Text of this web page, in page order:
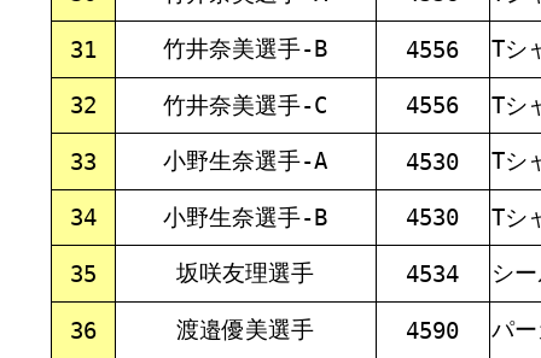
31 竹井奈美選手-B 4556 Tシ
32 竹井奈美選手-C 4556 Tシ
33 小野生奈選手-A 4530 Tシ
34 小野生奈選手-B 4530 Tシ
35 坂咲友理選手 4534 シ
36 渡邉優美選手 4590 パ